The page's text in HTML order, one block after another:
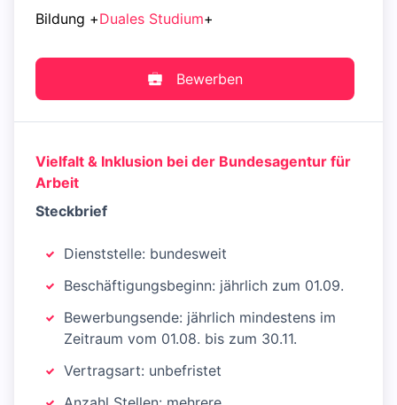
Bildung +Duales Studium+
Bewerben
Vielfalt & Inklusion bei der Bundesagentur für
Arbeit
Steckbrief
Dienststelle: bundesweit
Beschäftigungsbeginn: jährlich zum 01.09.
Bewerbungsende: jährlich mindestens im
Zeitraum vom 01.08. bis zum 30.11.
Vertragsart: unbefristet